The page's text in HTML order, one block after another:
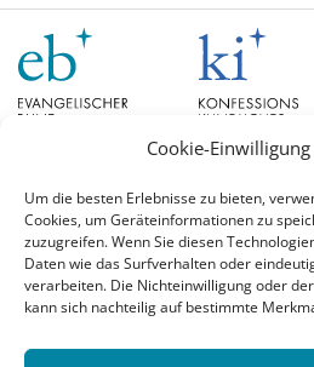
Cookie-
Um die besten Erlebnisse zu bieten,
Cookies, um Geräteinformationen zu
zuzugreifen. Wenn Sie diesen
Daten wie das Surfverhalten oder
verarbeiten. Die Nichteinwilligung oder
kann sich nachteilig auf bestimmte
Schlagwörter
#aufgetischt Christian Schad Diskussion EB